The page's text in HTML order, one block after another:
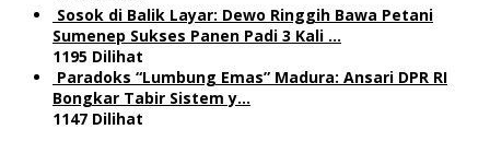
Sosok di Balik Layar: Dewo Ringgih Bawa Petani
Sumenep Sukses Panen Padi 3 Kali …
1195 Dilihat
Paradoks “Lumbung Emas” Madura: Ansari DPR RI
Bongkar Tabir Sistem y…
1147 Dilihat